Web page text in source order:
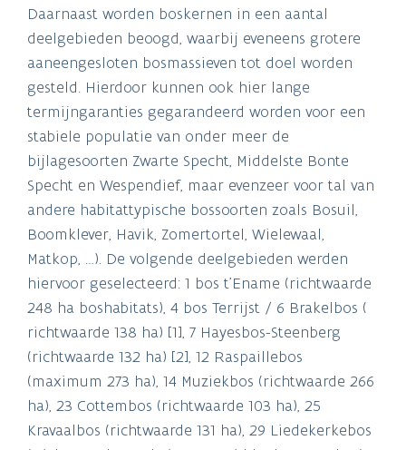
Daarnaast worden boskernen in een aantal
deelgebieden beoogd, waarbij eveneens grotere
aaneengesloten bosmassieven tot doel worden
gesteld. Hierdoor kunnen ook hier lange
termijngaranties gegarandeerd worden voor een
stabiele populatie van onder meer de
bijlagesoorten Zwarte Specht, Middelste Bonte
Specht en Wespendief, maar evenzeer voor tal van
andere habitattypische bossoorten zoals Bosuil,
Boomklever, Havik, Zomertortel, Wielewaal,
Matkop, …). De volgende deelgebieden werden
hiervoor geselecteerd: 1 bos t’Ename (richtwaarde
248 ha boshabitats), 4 bos Terrijst / 6 Brakelbos (
richtwaarde 138 ha) [1], 7 Hayesbos-Steenberg
(richtwaarde 132 ha) [2], 12 Raspaillebos
(maximum 273 ha), 14 Muziekbos (richtwaarde 266
ha), 23 Cottembos (richtwaarde 103 ha), 25
Kravaalbos (richtwaarde 131 ha), 29 Liedekerkebos